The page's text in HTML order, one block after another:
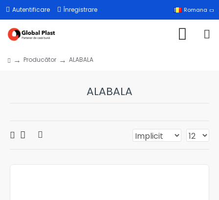
Autentificare Înregistrare Romana
Producător ALABALA
ALABALA